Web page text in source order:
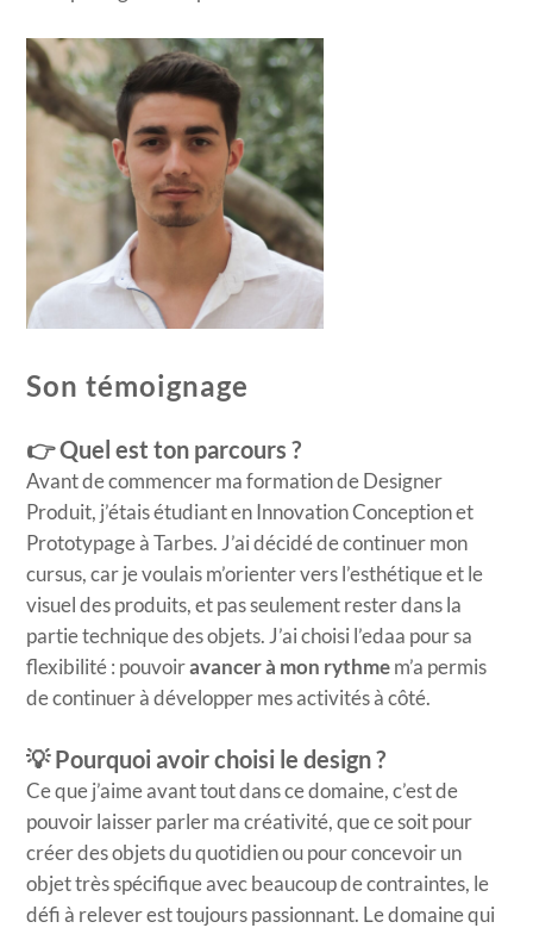
Son témoignage
👉 Quel est ton parcours ?
Avant de commencer ma formation de Designer
Produit, j’étais étudiant en Innovation Conception et
Prototypage à Tarbes. J’ai décidé de continuer mon
cursus, car je voulais m’orienter vers l’esthétique et le
visuel des produits, et pas seulement rester dans la
partie technique des objets. J’ai choisi l’edaa pour sa
flexibilité : pouvoiravancer à mon rythme m’a permis
de continuer à développer mes activités à côté.
💡 Pourquoi avoir choisi le design ?
Ce que j’aime avant tout dans ce domaine, c’est de
pouvoir laisser parler ma créativité, que ce soit pour
créer des objets du quotidien ou pour concevoir un
objet très spécifique avec beaucoup de contraintes, le
défi à relever est toujours passionnant. Le domaine qui